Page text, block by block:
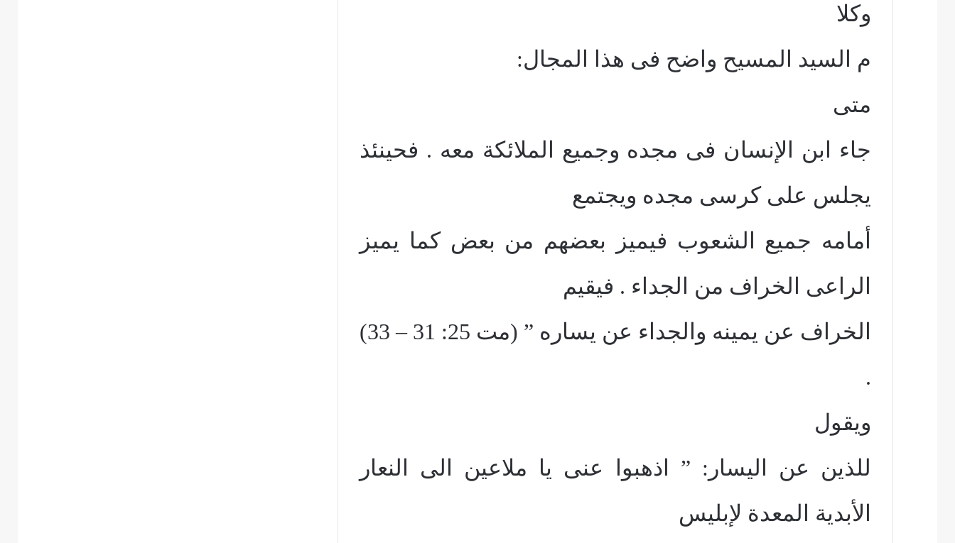
وكلا
م السيد المسيح واضح فى هذا المجال:
متى
جاء ابن الإنسان فى مجده وجميع الملائكة معه . فحينئذ
يجلس على كرسى مجده ويجتمع
أمامه جميع الشعوب فيميز بعضهم من بعض كما يميز
الراعى الخراف من الجداء . فيقيم
الخراف عن يمينه والجداء عن يساره ” (مت 25: 31 – 33)
.
ويقول
للذين عن اليسار: ” اذهبوا عنى يا ملاعين الى النعار
الأبدية المعدة لإبليس